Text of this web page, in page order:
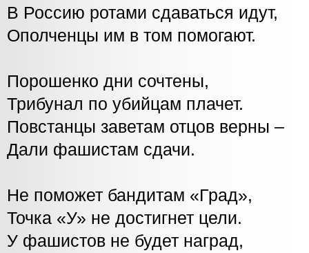
В Россию ротами сдаваться идут,
Ополченцы им в том помогают.
Порошенко дни сочтены,
Трибунал по убийцам плачет.
Повстанцы заветам отцов верны –
Дали фашистам сдачи.
Не поможет бандитам «Град»,
Точка «У» не достигнет цели.
У фашистов не будет наград,